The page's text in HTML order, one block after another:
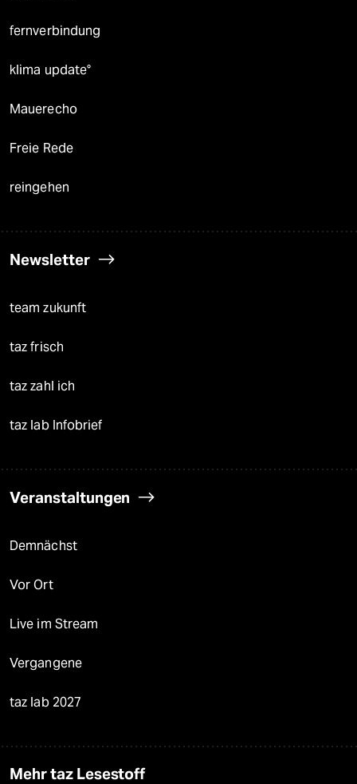
fernverbindung
klima update°
Mauerecho
Freie Rede
reingehen
Newsletter
team zukunft
taz frisch
taz zahl ich
taz lab Infobrief
Veranstaltungen
Demnächst
Vor Ort
Live im Stream
Vergangene
taz lab 2027
Mehr taz Lesestoff